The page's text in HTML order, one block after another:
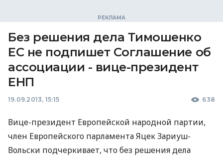
Без решения дела Тимошенко
ЕС не подпишет Соглашение об
ассоциации - вице-президент
ЕНП
19.09.2013, 15:15 638
Вице-президент Европейской народной партии,
член Европейского парламента Яцек Зариуш-
Вольски подчеркивает, что без решения дела